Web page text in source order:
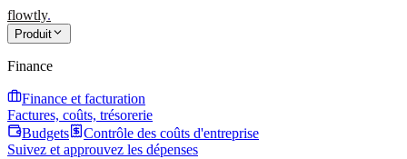
flowtly.
Produit
Finance
Finance et facturation
Factures, coûts, trésorerie
Budgets
Contrôle des coûts d'entreprise
Suivez et approuvez les dépenses